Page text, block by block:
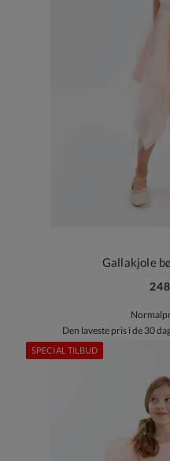
Gallakjole
Den laveste pris i de 30
SPECIAL TILBUD